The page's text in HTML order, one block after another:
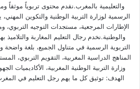
والتعليمية بالمغرب.نقدم محتوى تربوياً موثقاً
الرسمية لوزارة التربية الوطنية والتكوين
الإطارات المرجعية، مستجدات التوجيه التربوي،
والوطنية.نخدم رجال التعليم المغاربة
التربوية الرسمية في متناول الجميع، بلغة
المناهج الدراسية المغربية، التقويم التربوي،
وزارة التربية الوطنية المغربية، الأكاديميات
الهدف: توثيق كل ما يهم رجل التعليم في